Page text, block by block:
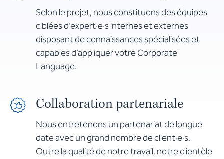
Selon le projet, nous constituons des équipes
ciblées d’expert·e·s internes et externes
disposant de connaissances spécialisées et
capables d’appliquer votre Corporate
Language.
Collaboration partenariale
Nous entretenons un partenariat de longue
date avec un grand nombre de client·e·s.
Outre la qualité de notre travail, notre clientèle